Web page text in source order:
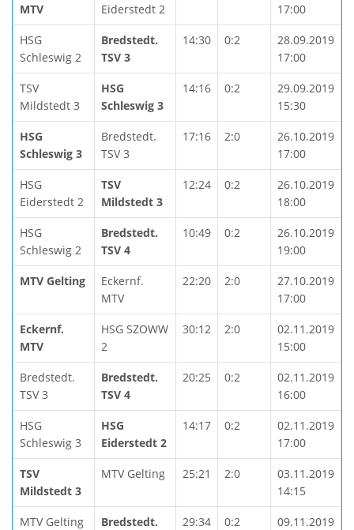
MTV
Eiderstedt 2
17:00
HSG
Schleswig 2
Bredstedt.
TSV 3
14:30 0:2
28.09.2019
17:00
TSV
Mildstedt 3
HSG
Schleswig 3
14:16 0:2
29.09.2019
15:30
HSG
Schleswig 3
Bredstedt.
TSV 3
17:16 2:0
26.10.2019
17:00
HSG
Eiderstedt 2
TSV
Mildstedt 3
12:24 0:2
26.10.2019
18:00
HSG
Schleswig 2
Bredstedt.
TSV 4
10:49 0:2
26.10.2019
19:00
MTV Gelting
Eckernf.
MTV
22:20 2:0
27.10.2019
17:00
Eckernf.
MTV
HSG SZOWW
2
30:12 2:0
02.11.2019
15:00
Bredstedt.
TSV 3
Bredstedt.
TSV 4
20:25 0:2
02.11.2019
16:00
HSG
Schleswig 3
HSG
Eiderstedt 2
14:17 0:2
02.11.2019
17:00
TSV
Mildstedt 3
MTV Gelting 25:21 2:0
03.11.2019
14:15
MTV Gelting
Bredstedt.
29:34 0:2
09.11.2019